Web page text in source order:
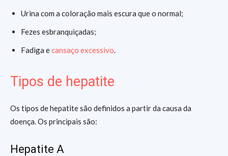
Urina com a coloração mais escura que o normal;
Fezes esbranquiçadas;
Fadiga ecansaço excessivo.
Tipos de hepatite
Os tipos de hepatite são definidos a partir da causa da
doença. Os principais são:
Hepatite A